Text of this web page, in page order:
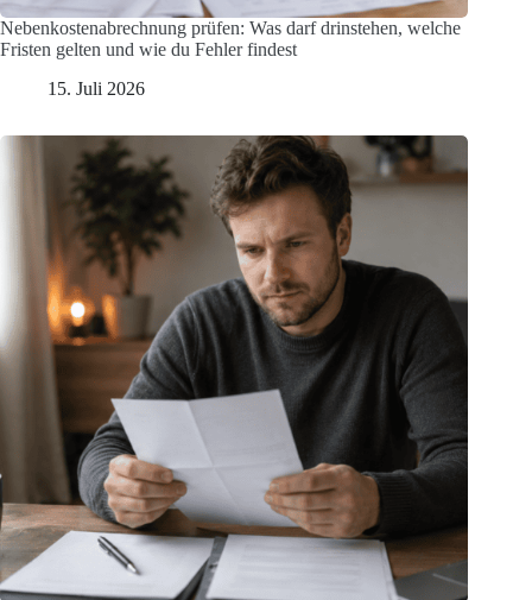
Nebenkostenabrechnung prüfen: Was darf drinstehen, welche
Fristen gelten und wie du Fehler findest
15. Juli 2026